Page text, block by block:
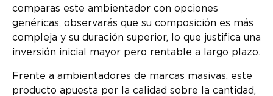
comparas este ambientador con opciones
genéricas, observarás que su composición es más
compleja y su duración superior, lo que justifica una
inversión inicial mayor pero rentable a largo plazo.
Frente a ambientadores de marcas masivas, este
producto apuesta por la calidad sobre la cantidad,